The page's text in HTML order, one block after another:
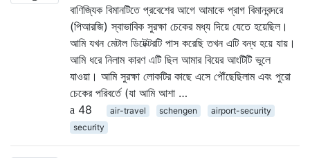
বাণিজ্যিক বিমানটিতে প্রবেশের আগে আমাকে প্রাগ বিমানবন্দরে
(পিআরজি) স্বাভাবিক সুরক্ষা চেকের মধ্য দিয়ে যেতে হয়েছিল।
আমি যখন মেটাল ডিটেক্টরটি পাস করেছি তখন এটি বন্ধ হয়ে যায়।
আমি ধরে নিলাম কারণ এটি ছিল আমার বিয়ের আংটিটি ভুলে
যাওয়া। আমি সুরক্ষা লোকটির কাছে এসে পৌঁছেছিলাম এবং পুরো
চেকের পরিবর্তে (যা আমি আশা …
48
air-travel schengen
airport-security
security